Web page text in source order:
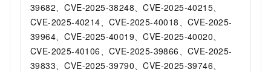
39682、CVE-2025-38248、CVE-2025-40215、
CVE-2025-40214、CVE-2025-40018、CVE-2025-
39964、CVE-2025-40019、CVE-2025-40020、
CVE-2025-40106、CVE-2025-39866、CVE-2025-
39833、CVE-2025-39790、CVE-2025-39746、